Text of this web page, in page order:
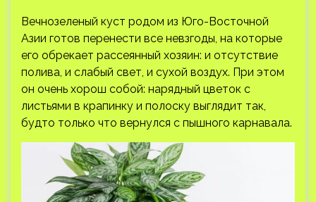
Вечнозеленый куст родом из Юго-Восточной
Азии готов перенести все невзгоды, на которые
его обрекает рассеянный хозяин: и отсутствие
полива, и слабый свет, и сухой воздух. При этом
он очень хорош собой: нарядный цветок с
листьями в крапинку и полоску выглядит так,
будто только что вернулся с пышного карнавала.